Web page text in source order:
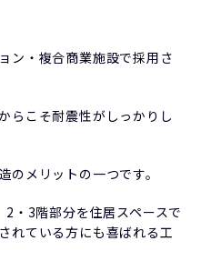
ン・複合商業施設で採用さ
らこそ耐震性がしっかりし
メリットの一つです。
・3階部分を住居スペースで
れている方にも喜ばれる工